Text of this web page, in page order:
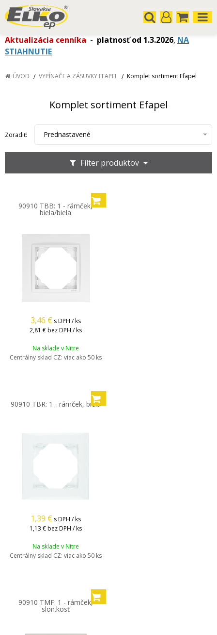
Aktualizácia cenníka - platnosť od 1.3.2026, NA
STIAHNUTIE
ÚVOD VYPÍNAČE A ZÁSUVKY EFAPEL Komplet sortiment Efapel
Komplet sortiment Efapel
Filter produktov
Zoradiť: Prednastavené
90910 TBB: 1 - rámček,
biela/biela
3,46 € s DPH / ks
2,81 € bez DPH / ks
Na sklade v Nitre
Centrálny sklad CZ: viac ako 50 ks
90910 TBR: 1 - rámček, biela
1,39 € s DPH / ks
1,13 € bez DPH / ks
Na sklade v Nitre
Centrálny sklad CZ: viac ako 50 ks
90910 TMF: 1 - rámček,
slon.kosť